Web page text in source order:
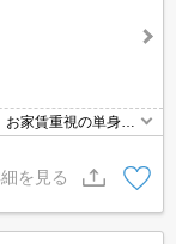
家賃重視の単身様
間を別々に分けた
を見る